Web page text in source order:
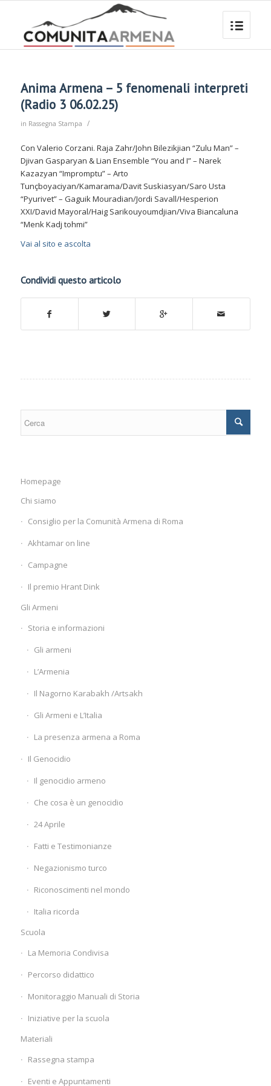
Anima Armena – 5 fenomenali interpreti
(Radio 3 06.02.25)
in Rassegna Stampa /
Con Valerio Corzani. Raja Zahr/John Bilezikjian “Zulu Man” –
Djivan Gasparyan & Lian Ensemble “You and I” – Narek
Kazazyan “Impromptu” – Arto
Tunçboyaciyan/Kamarama/Davit Suskiasyan/Saro Usta
“Pyurivet” – Gaguik Mouradian/Jordi Savall/Hesperion
XXI/David Mayoral/Haig Sarikouyoumdjian/Viva Biancaluna
“Menk Kadj tohmi”
Vai al sito e ascolta
Condividi questo articolo
Homepage
Chi siamo
Consiglio per la Comunità Armena di Roma
Akhtamar on line
Campagne
Il premio Hrant Dink
Gli Armeni
Storia e informazioni
Gli armeni
L’Armenia
Il Nagorno Karabakh /Artsakh
Gli Armeni e L’Italia
La presenza armena a Roma
Il Genocidio
Il genocidio armeno
Che cosa è un genocidio
24 Aprile
Fatti e Testimonianze
Negazionismo turco
Riconoscimenti nel mondo
Italia ricorda
Scuola
La Memoria Condivisa
Percorso didattico
Monitoraggio Manuali di Storia
Iniziative per la scuola
Materiali
Rassegna stampa
Eventi e Appuntamenti